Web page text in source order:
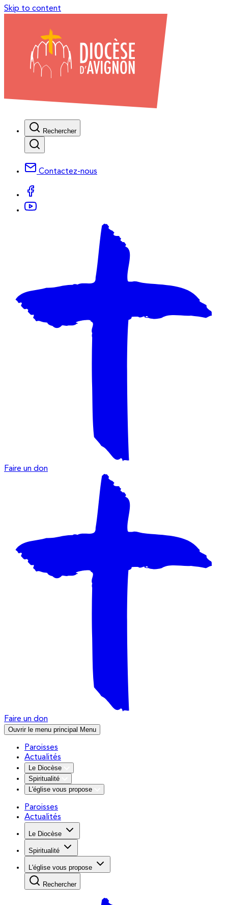
Skip to content
Rechercher
Contactez-nous
Faire un don
Faire un don
Ouvrir le menu principal Menu
Paroisses
Actualités
Le Diocèse
Spiritualité
L'église vous propose
Paroisses
Actualités
Le Diocèse
Spiritualité
L'église vous propose
Rechercher